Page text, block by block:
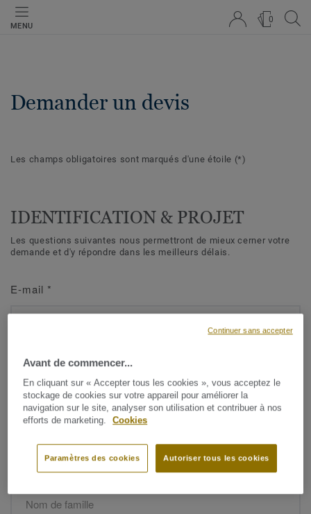
MENU
0
Demander un devis
Les champs obligatoires sont marqués d'une étoile (*)
IDENTIFICATION & PROJET
Les questions suivantes nous permettront de mieux cerner votre
demande et d'y répondre dans les meilleurs délais.
E-mail *
Prénom*
Avant de commencer...
En cliquant sur « Accepter tous les cookies », vous acceptez le
stockage de cookies sur votre appareil pour améliorer la
navigation sur le site, analyser son utilisation et contribuer à nos
efforts de marketing.
Cookies
Autoriser tous les cookies
Paramètres des cookies
Continuer sans accepter